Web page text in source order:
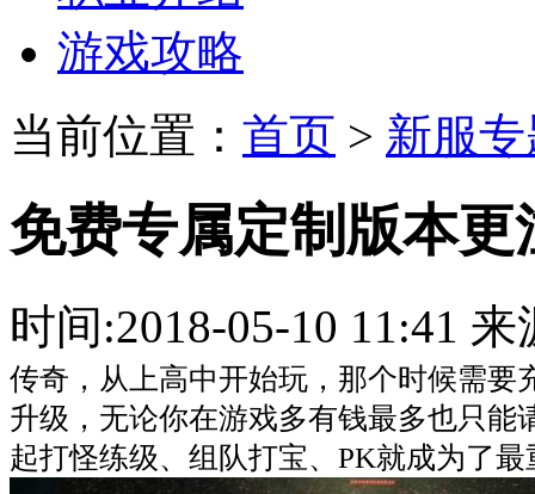
游戏攻略
当前位置： 首页 > 新服
免费专属定制版本更
时间:2018-05-10 11:41
传奇，从上高中开始玩，那个时候需要
升级，无论你在游戏多有钱最多也只能
起打怪练级、组队打宝、PK就成为了